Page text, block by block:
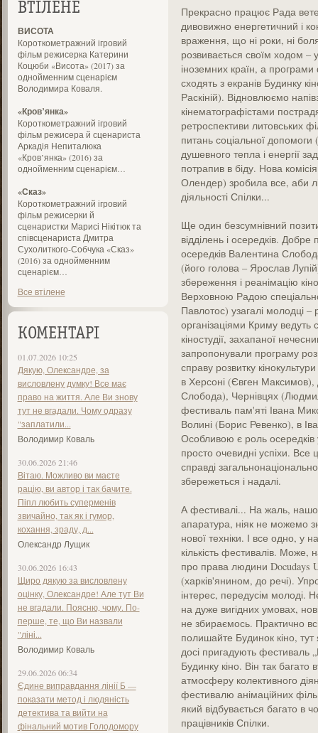
ВТІЛЕНЕ
ВИСОТА
Короткометражний ігровий
фільм режисерка Катерини
Коцюби «Висота» (2017) за
однойменним сценарієм
Володимира Коваля.
«Кров’янка»
Короткометражний ігровий
фільм режисера й сценариста
Аркадія Непиталюка
«Кров’янка» (2016) за
однойменним сценарієм…
«Сказ»
Короткометражний ігровий
фільм режисерки й
сценаристки Марисі Нікітюк та
співсценариста Дмитра
Сухолиткого-Собчука «Сказ»
(2016) за однойменним
сценарієм…
Все втілене
КОМЕНТАРІ
01.07.2026 10:25
Дякую, Олександре, за
висловлену думку! Все має
право на життя. Але Ви знову
тут не вгадали. Чому одразу
"заплатили...
Володимир Коваль
30.06.2026 21:46
Вітаю. Можливо ви маєте
рацію, ви автор і так бачите.
Піпл любить суперменів
звичайно, так як і гумор,
кохання, зраду, д...
Олександр Лущик
30.06.2026 16:43
Щиро дякую за висловлену
оцінку, Олександре! Але тут Ви
не вгадали. Поясню, чому. По-
перше, те, що Ви назвали
"ліні...
Володимир Коваль
29.06.2026 06:34
Єдине виправдання лінії Б —
показати метод і людяність
детектива та вийти на
фінальний мотив Голодомору
Прекрасно працює Рада
дивовижно енергетичний і
враження, що ні роки, ні
розвивається своїм ходом –
іноземних країн, а програми
сходять з екранів Будинку
Раскіній). Відновлюємо
кінематографістами
ретроспективи литовських
питань соціальної
душевного тепла і енергії
потрапив в біду. Нова
Олендер) зробила все, аби
діяльності Спілки...
Ще один безсумнівний
відділень і осередків.
осередків Валентина
(його голова – Ярослав
збереження і реанімацію
Верховною Радою
Павлотос) узагалі молодці
організаціями Криму ведуть
кіностудії, захапаної
запропонували програму
справу розвитку
в Херсоні (Євген
Слобода), Чернівцях
фестиваль пам'яті Івана
Волині (Борис Ревенко), в
Особливою є роль осередків
просто очевидні успіхи.
справді
збережеться і надалі.
А фестивалі... На жаль,
апаратура, ніяк не можемо
нової техніки. І все одно, у
кількість фестивалів. Може,
про права людини Docudays
(харків'янином, до речі).
інтерес, передусім молоді.
на дуже вигідних умовах,
не збираємось. Практично
полишайте Будинок кіно,
досі пригадують фестиваль
Будинку кіно. Він так
атмосферу колективного
фестивалю анімаційних
який відбувається багато в
працівників Спілки.